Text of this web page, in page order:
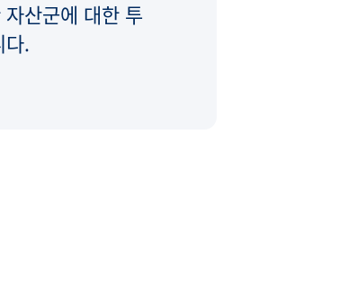
산군에 대한 투
다.